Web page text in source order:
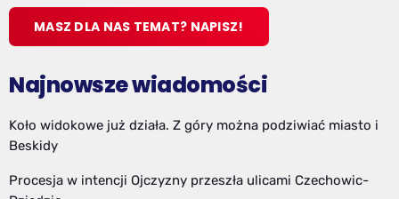
MASZ DLA NAS TEMAT? NAPISZ!
Najnowsze wiadomości
Koło widokowe już działa. Z góry można podziwiać miasto i
Beskidy
Procesja w intencji Ojczyzny przeszła ulicami Czechowic-